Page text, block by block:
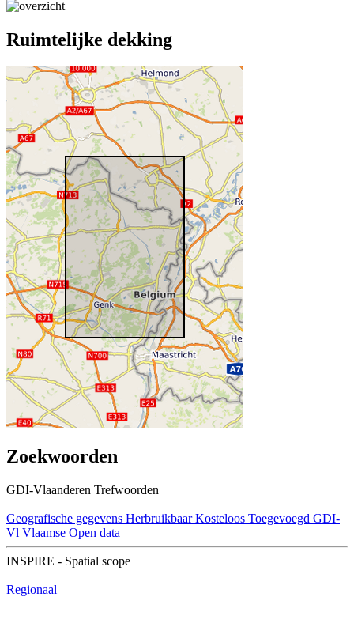
Ruimtelijke dekking
Zoekwoorden
GDI-Vlaanderen Trefwoorden
Geografische gegevens Herbruikbaar Kosteloos Toegevoegd GDI-
Vl Vlaamse Open data
INSPIRE - Spatial scope
Regionaal